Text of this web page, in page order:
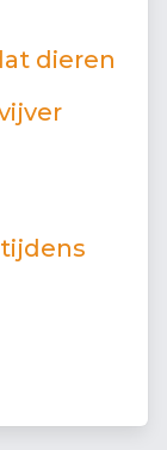
dieren